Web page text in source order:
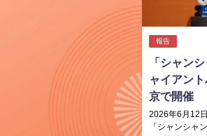
報告
「シャン
ャイアン
京で開催
2026年6月12
「シャンシャ